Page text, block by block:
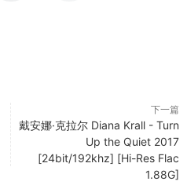
下一篇
戴安娜·克拉尔 Diana Krall - Turn
Up the Quiet 2017
[24bit/192khz] [Hi-Res Flac
1.88G]